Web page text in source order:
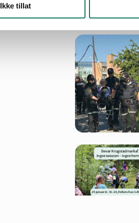
Ikke tillat